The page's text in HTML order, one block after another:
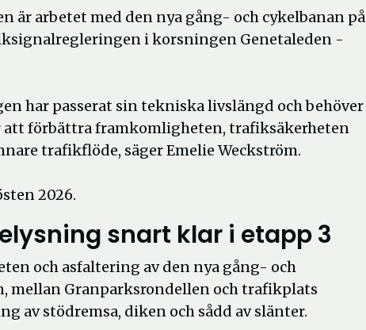
arbetet med den nya gång- och cykelbanan på
i korsningen Genetaleden -
har passerat sin tekniska livslängd och behöver
att förbättra framkomligheten, trafiksäkerheten
trafikflöde, säger Emelie Weckström.
2026.
snart klar i etapp 3
och asfaltering av den nya gång- och
mellan Granparksrondellen och trafikplats
av stödremsa, diken och sådd av slänter.